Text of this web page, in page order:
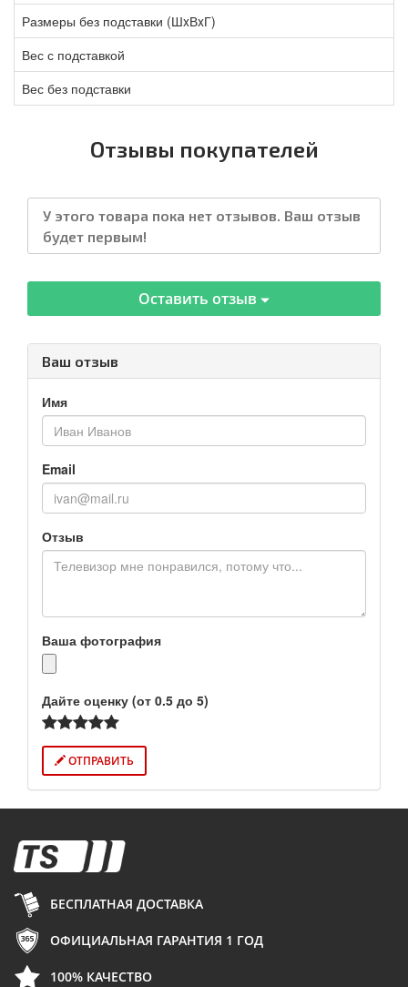
Размеры без подставки (ШxВxГ)
Вес с подставкой
Вес без подставки
Отзывы покупателей
У этого товара пока нет отзывов. Ваш отзыв
будет первым!
Оставить отзыв
Ваш отзыв
Имя
Email
Отзыв
Ваша фотография
Дайте оценку (от 0.5 до 5)
ОТПРАВИТЬ
БЕСПЛАТНАЯ ДОСТАВКА
ОФИЦИАЛЬНАЯ ГАРАНТИЯ 1 ГОД
100% КАЧЕСТВО